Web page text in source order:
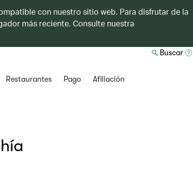
con nuestro sitio web. Para disfrutar de la
más reciente. Consulte nuestra
Buscar
Restaurantes Pago Afiliación